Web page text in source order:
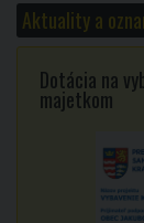
Aktuality a
Dotácia na
majetkom